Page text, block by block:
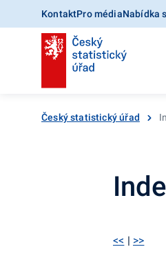
KontaktPro médiaNabídka
Český statistický úřad
<< | >>